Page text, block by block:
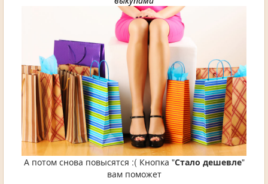
А потом снова повысятся :( Кнопка "Стало дешевле"
вам поможет